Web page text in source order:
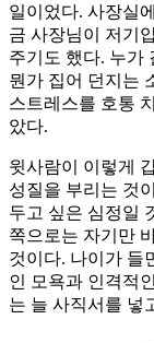
일이었다. 사장실
금 사장님이 저기
주기도 했다. 누가
뭔가 집어 던지는
스트레스를 호통
았다.
윗사람이 이렇게
성질을 부리는 것
두고 싶은 심정일
쪽으로는 자기만
것이다. 나이가 들
인 모욕과 인격적
는 늘 사직서를 넣